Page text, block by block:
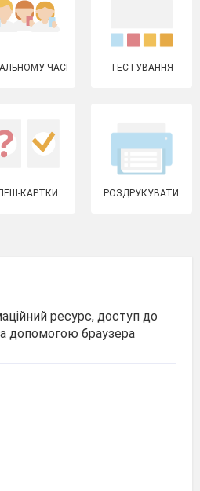
ЧАСІ ТЕСТУВАННЯ
КАРТКИ РОЗДРУКУВАТИ
ресурс, доступ до
допомогою браузера